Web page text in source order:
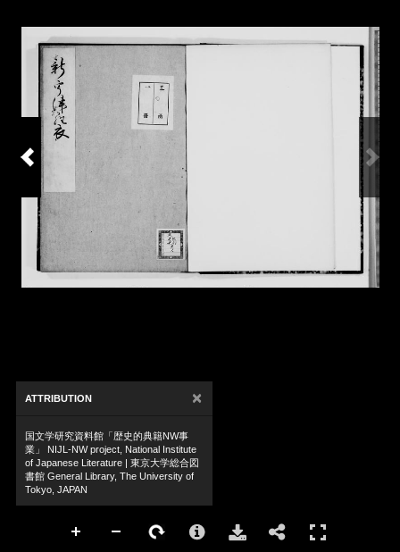
ATTRIBUTION ×
国文学研究資料館「歴史的典籍NW事
業」 NIJL-NW project, National Institute
of Japanese Literature | 東京大学総合図
書館 General Library, The University of
Tokyo, JAPAN